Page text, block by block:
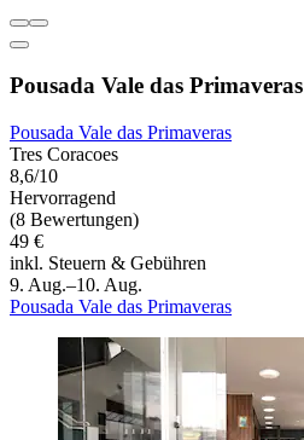
Pousada Vale das Primaveras
Pousada Vale das Primaveras
Tres Coracoes
8,6/10
Hervorragend
(8 Bewertungen)
49 €
inkl. Steuern & Gebühren
9. Aug.–10. Aug.
Pousada Vale das Primaveras